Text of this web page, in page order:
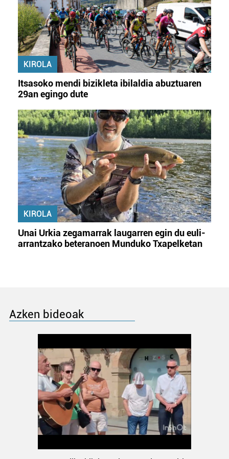
Lortu zure datu pertsonalak prozesatzeko moduari
buruzko informazio gehiago eta ezarri zure lehentasunak
datuen atalean. Edozein unetan alda edo ken dezakezu
zure baimena Cookieen adierazpenean.
Webgune honek cookie propioak eta hirugarrenen cookie-
zerbitzuak hobetzeko asmoz, cookie teknologiaz
baliatzen gara. Ohar hau onartuz gero, teknologia hori
erabiltzeko baimen esplizitua ematen diguzu.Gehiago
irakurri
KIROLA
Itsasoko mendi bizikleta ibilaldia abuztuaren
29an egingo dute
KIROLA
Unai Urkia zegamarrak laugarren egin du euli-
arrantzako beteranoen Munduko Txapelketan
Azken bideoak